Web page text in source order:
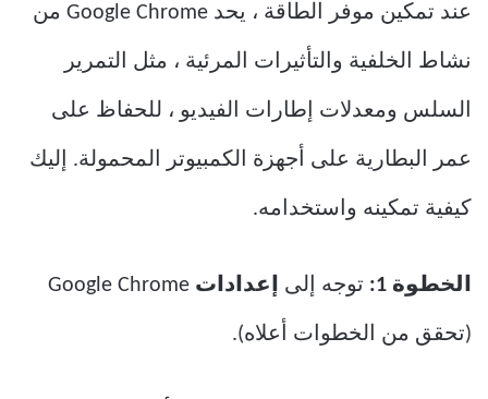
عند تمكين موفر الطاقة ، يحد Google Chrome من
نشاط الخلفية والتأثيرات المرئية ، مثل التمرير
السلس ومعدلات إطارات الفيديو ، للحفاظ على
عمر البطارية على أجهزة الكمبيوتر المحمولة. إليك
كيفية تمكينه واستخدامه.
الخطوة 1: توجه إلى إعدادات Google Chrome
(تحقق من الخطوات أعلاه).